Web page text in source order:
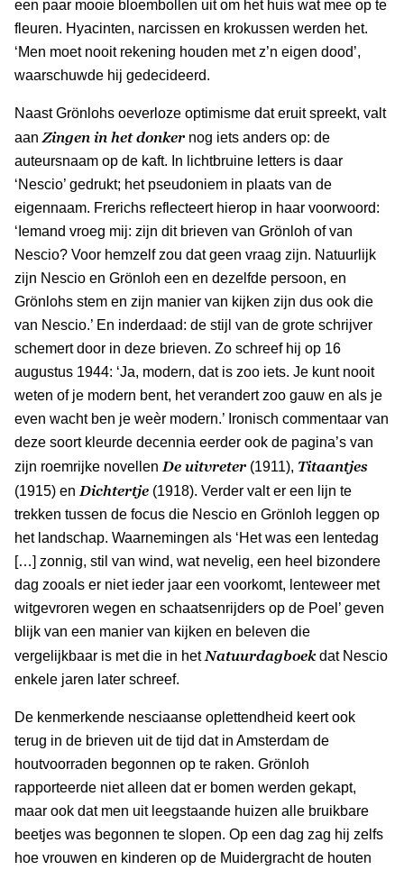
een paar mooie bloembollen uit om het huis wat mee op te
fleuren. Hyacinten, narcissen en krokussen werden het.
‘Men moet nooit rekening houden met z’n eigen dood’,
waarschuwde hij gedecideerd.
Naast Grönlohs oeverloze optimisme dat eruit spreekt, valt
aan Zingen in het donker nog iets anders op: de
auteursnaam op de kaft. In lichtbruine letters is daar
‘Nescio’ gedrukt; het pseudoniem in plaats van de
eigennaam. Frerichs reflecteert hierop in haar voorwoord:
‘Iemand vroeg mij: zijn dit brieven van Grönloh of van
Nescio? Voor hemzelf zou dat geen vraag zijn. Natuurlijk
zijn Nescio en Grönloh een en dezelfde persoon, en
Grönlohs stem en zijn manier van kijken zijn dus ook die
van Nescio.’ En inderdaad: de stijl van de grote schrijver
schemert door in deze brieven. Zo schreef hij op 16
augustus 1944: ‘Ja, modern, dat is zoo iets. Je kunt nooit
weten of je modern bent, het verandert zoo gauw en als je
even wacht ben je weèr modern.’ Ironisch commentaar van
deze soort kleurde decennia eerder ook de pagina’s van
zijn roemrijke novellen De uitvreter (1911), Titaantjes
(1915) en Dichtertje (1918). Verder valt er een lijn te
trekken tussen de focus die Nescio en Grönloh leggen op
het landschap. Waarnemingen als ‘Het was een lentedag
[…] zonnig, stil van wind, wat nevelig, een heel bizondere
dag zooals er niet ieder jaar een voorkomt, lenteweer met
witgevroren wegen en schaatsenrijders op de Poel’ geven
blijk van een manier van kijken en beleven die
vergelijkbaar is met die in het Natuurdagboekdat Nescio
enkele jaren later schreef.
De kenmerkende nesciaanse oplettendheid keert ook
terug in de brieven uit de tijd dat in Amsterdam de
houtvoorraden begonnen op te raken. Grönloh
rapporteerde niet alleen dat er bomen werden gekapt,
maar ook dat men uit leegstaande huizen alle bruikbare
beetjes was begonnen te slopen. Op een dag zag hij zelfs
hoe vrouwen en kinderen op de Muidergracht de houten